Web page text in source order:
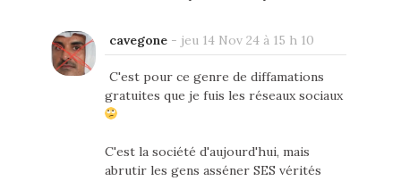
cavegone- jeu 14 Nov 24 à 15 h 10
C'est pour ce genre de diffamations
gratuites que je fuis les réseaux sociaux
C'est la société d'aujourd'hui, mais
abrutir les gens asséner SES vérités